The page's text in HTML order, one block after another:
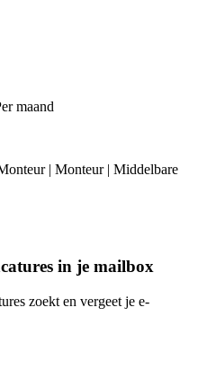
maand
| Monteur | Middelbare
in je mailbox
zoekt en vergeet je e-